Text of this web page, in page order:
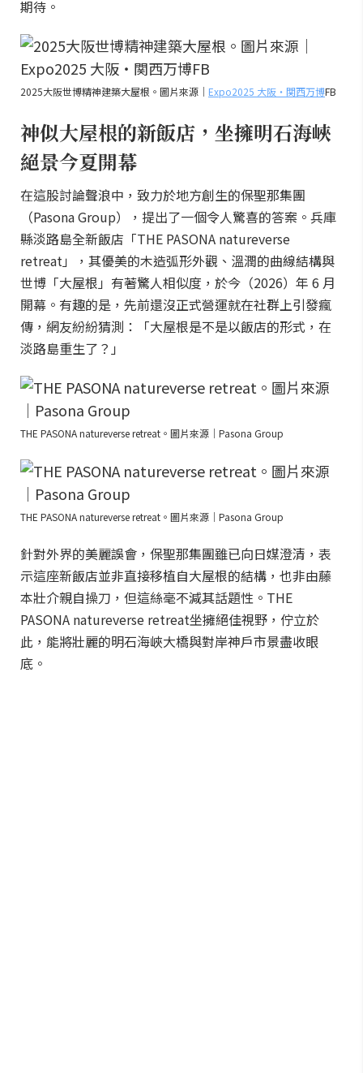
期待。
2025大阪世博精神建築大屋根。圖片來源｜ Expo2025 大阪・関西万博FB
神似大屋根的新飯店，坐擁明石海峽
絕景今夏開幕
在這股討論聲浪中，致力於地方創生的保聖那集團
（Pasona Group），提出了一個令人驚喜的答案。兵庫
縣淡路島全新飯店「THE PASONA natureverse
retreat」，其優美的木造弧形外觀、溫潤的曲線結構與
世博「大屋根」有著驚人相似度，於今（2026）年 6 月
開幕。有趣的是，先前還沒正式營運就在社群上引發瘋
傳，網友紛紛猜測：「大屋根是不是以飯店的形式，在
淡路島重生了？」
THE PASONA natureverse retreat。圖片來源｜Pasona Group
THE PASONA natureverse retreat。圖片來源｜Pasona Group
針對外界的美麗誤會，保聖那集團雖已向日媒澄清，表
示這座新飯店並非直接移植自大屋根的結構，也非由藤
本壯介親自操刀，但這絲毫不減其話題性。THE
PASONA natureverse retreat坐擁絕佳視野，佇立於
此，能將壯麗的明石海峽大橋與對岸神戶市景盡收眼
底。